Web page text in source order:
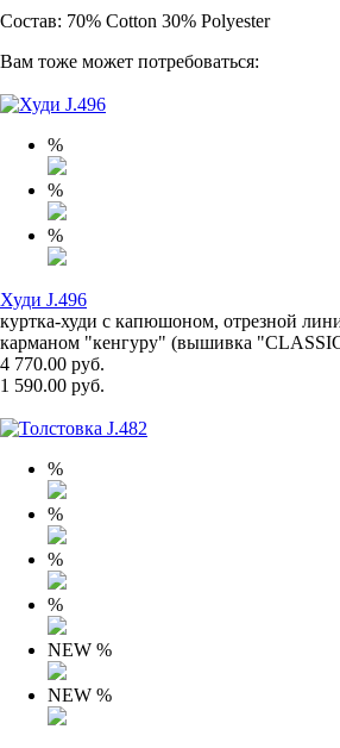
Состав: 70% Cotton 30% Polyester
Вам тоже может потребоваться:
%
%
%
Худи J.496
куртка-худи с капюшоном, отрезной
карманом "кенгуру" (вышивка
4 770.00 руб.
1 590.00 руб.
%
%
%
%
NEW %
NEW %